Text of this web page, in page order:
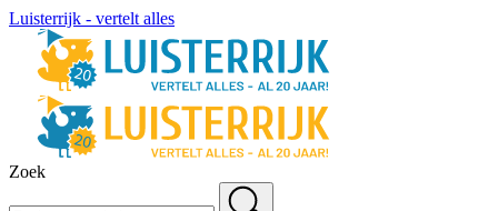
Luisterrijk - vertelt alles
Zoek